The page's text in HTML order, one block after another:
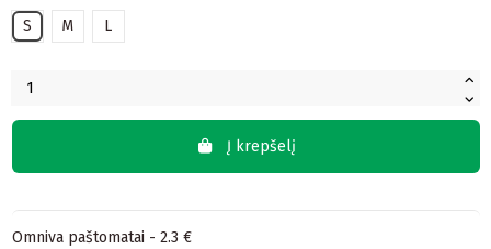
S
M L
Į krepšelį
Omniva paštomatai - 2.3 €